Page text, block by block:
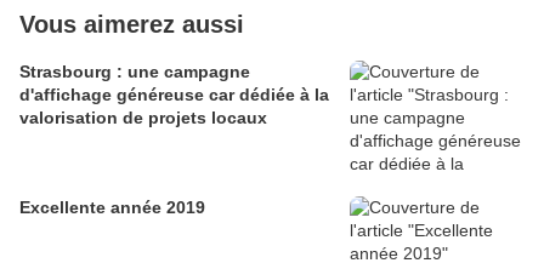
Vous aimerez aussi
Strasbourg : une campagne
d'affichage généreuse car dédiée à la
valorisation de projets locaux
Excellente année 2019